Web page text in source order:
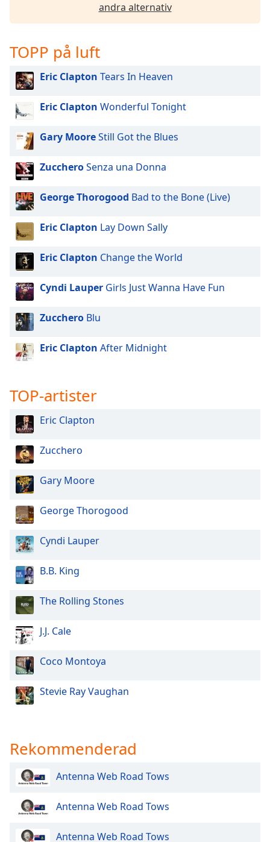
subtitles
settings
dialog
subtitles
selected
Audio
Track
Picture-
in-
Fullscreen
This
modal
window.
Beginning
dialog
window.
Escape
close
window.
Text
Color
Text
Background
Color
Opacity
Caption
Area
Background
Color
Opacity
Font
Size
Edge
Style
andra alternativ
TOPP på luft
Eric Clapton Tears In Heaven
Eric Clapton Wonderful Tonight
Gary MooreStill Got the Blues
ZuccheroSenza una Donna
George Thorogood Bad to the Bone (Live)
Eric Clapton Lay Down Sally
Eric Clapton Change the World
Cyndi Lauper Girls Just Wanna Have Fun
Zucchero Blu
Eric Clapton After Midnight
TOP-artister
Eric Clapton
Zucchero
Gary Moore
George Thorogood
Cyndi Lauper
B.B. King
The Rolling Stones
J.J. Cale
Coco Montoya
Stevie Ray Vaughan
Rekommenderad
Antenna Web Road Tows
Antenna Web Road Tows
Antenna Web Road Tows